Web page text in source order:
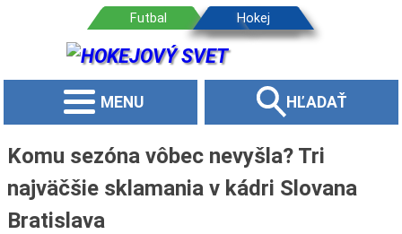
MENU HĽADAŤ
Komu sezóna vôbec nevyšla? Tri
najväčšie sklamania v kádri Slovana
Bratislava